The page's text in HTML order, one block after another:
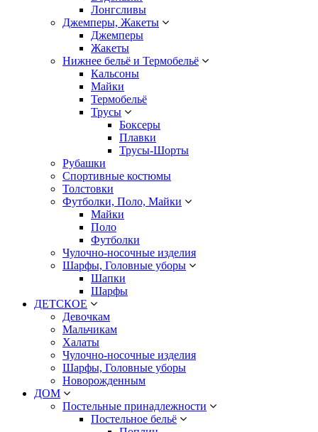
Лонгсливы
Джемперы, Жакеты
Джемперы
Жакеты
Нижнее бельё и Термобельё
Кальсоны
Майки
Термобельё
Трусы
Боксеры
Плавки
Трусы-Шорты
Рубашки
Спортивные костюмы
Толстовки
Футболки, Поло, Майки
Майки
Поло
Футболки
Чулочно-носочные изделия
Шарфы, Головные уборы
Шапки
Шарфы
ДЕТСКОЕ
Девочкам
Мальчикам
Халаты
Чулочно-носочные изделия
Шарфы, Головные уборы
Новорожденным
ДОМ
Постельные принадлежности
Постельное бельё